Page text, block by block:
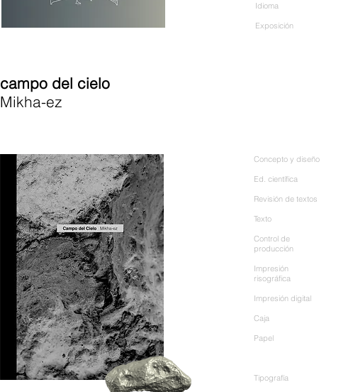
Idioma
Exposición
campo del cielo
Mikha-ez
Concepto y diseño
Ed. científica
Revisión de textos
Texto
Control de
producción
Impresión
risográfica
Impresión digital
Caja
Papel
Tipografía